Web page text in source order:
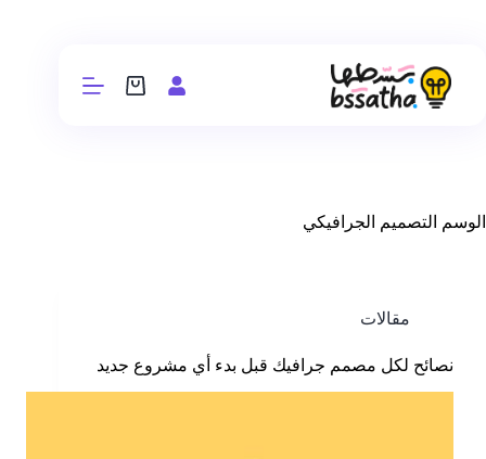
الوسم التصميم الجرافيكي
مقالات
نصائح لكل مصمم جرافيك قبل بدء أي مشروع جديد